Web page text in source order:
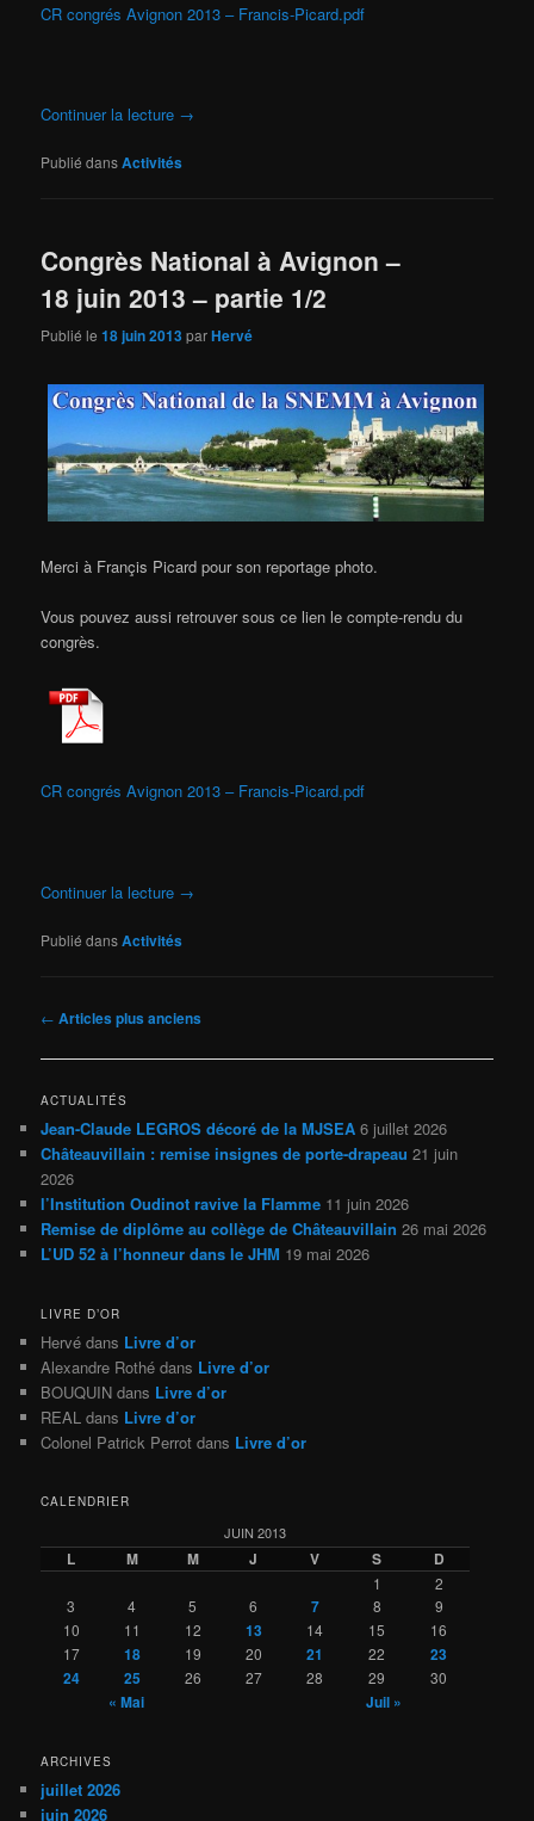
CR congrés Avignon 2013 – Francis-Picard.pdf
Continuer la lecture →
Publié dansActivités
Congrès National à Avignon –
18 juin 2013 – partie 1/2
Publié le18 juin 2013parHervé
Merci à Françis Picard pour son reportage photo.
Vous pouvez aussi retrouver sous ce lien le compte-rendu du
congrès.
CR congrés Avignon 2013 – Francis-Picard.pdf
Continuer la lecture →
Publié dansActivités
Navigation
articles
← Articles plus anciens
ACTUALITÉS
Jean-Claude LEGROS décoré de la MJSEA 6 juillet 2026
Châteauvillain : remise insignes de porte-drapeau 21 juin
2026
l’Institution Oudinot ravive la Flamme 11 juin 2026
Remise de diplôme au collège de Châteauvillain 26 mai 2026
L’UD 52 à l’honneur dans le JHM 19 mai 2026
LIVRE D’OR
Hervé dans Livre d’or
Alexandre Rothé dans Livre d’or
BOUQUIN dans Livre d’or
REAL dans Livre d’or
Colonel Patrick Perrot dans Livre d’or
CALENDRIER
JUIN 2013
L M M J V S D
1
2
3
4 5 6 7 8
9
10
11 12 13 14 15
16
17
18 19 20 21 22
23
24
25 26 27 28 29 30
« Mai Juil »
ARCHIVES
juillet 2026
juin 2026